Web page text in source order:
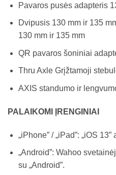
Pavaros pusės adapteris
Dvipusis 130 mm ir 135
130 mm ir 135 mm
QR pavaros šoniniai
Thru Axle Grįžtamoji
AXIS standumo ir
PALAIKOMI ĮRENGINIAI
„iPhone” / „iPad”: „iOS
„Android”: Wahoo
su „Android”.